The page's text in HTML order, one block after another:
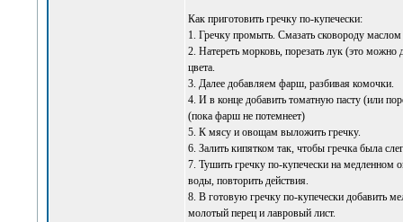
Как приготовить гречку по-купечески:
1. Гречку промыть. Смазать сковороду
2. Натереть морковь, порезать лук (это
цвета.
3. Далее добавляем фарш, разбивая комочки.
4. И в конце добавить томатную пасту (или
(пока фарш не потемнеет)
5. К мясу и овощам выложить гречку.
6. Залить кипятком так, чтобы гречка была
7. Тушить гречку по-купечески на медленном
воды, повторить действия.
8. В готовую гречку по-купечески добавить
молотый перец и лавровый лист.